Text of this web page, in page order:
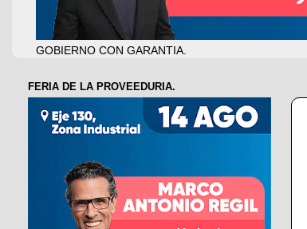
GOBIERNO CON GARANTIA.
FERIA DE LA PROVEEDURIA.